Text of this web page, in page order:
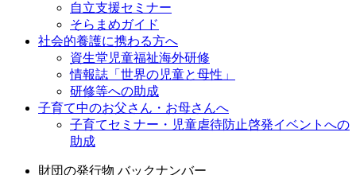
自立支援セミナー
そらまめガイド
社会的養護に携わる方へ
資生堂児童福祉海外研修
情報誌「世界の児童と母性」
研修等への助成
子育て中のお父さん・お母さんへ
子育てセミナー・児童虐待防止啓発イベントへの
助成
財団の発行物 バックナンバー